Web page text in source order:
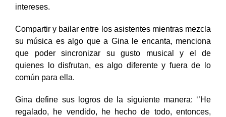
mencionó Gina sobre sus otras habilidades e
Compartir y bailar entre los asistentes mientras mezcla
su música es algo que a Gina le encanta, menciona
que poder sincronizar su gusto musical y el de
quienes lo disfrutan, es algo diferente y fuera de lo
Gina define sus logros de la siguiente manera: ‘’He